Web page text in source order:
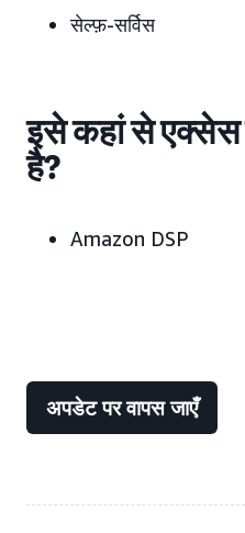
सेल्फ़-सर्विस
इसे कहां से एक्सेस
है?
Amazon DSP
अपडेट पर वापस जाएँ